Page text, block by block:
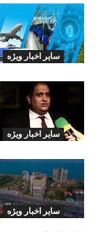
سایر اخبار ویژه
سایر اخبار ویژه
سایر اخبار ویژه